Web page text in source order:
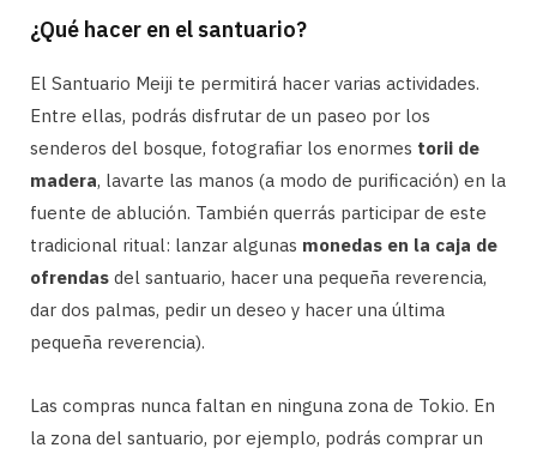
¿Qué hacer en el santuario?
El Santuario Meiji te permitirá hacer varias actividades.
Entre ellas, podrás disfrutar de un paseo por los
senderos del bosque, fotografiar los enormes torii de
madera, lavarte las manos (a modo de purificación) en la
fuente de ablución. También querrás participar de este
tradicional ritual: lanzar algunas monedas en la caja de
ofrendas del santuario, hacer una pequeña reverencia,
dar dos palmas, pedir un deseo y hacer una última
pequeña reverencia).
Las compras nunca faltan en ninguna zona de Tokio. En
la zona del santuario, por ejemplo, podrás comprar un